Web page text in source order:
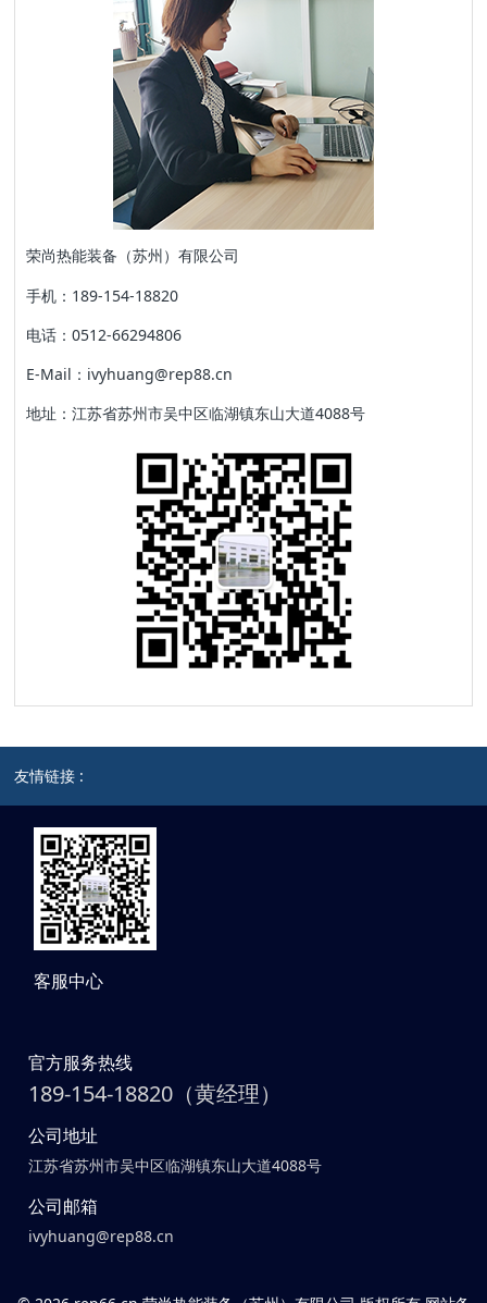
荣尚热能装备（苏州）有限公司
手机：189-154-18820
电话：0512-66294806
E-Mail：ivyhuang@rep88.cn
地址：江苏省苏州市吴中区临湖镇东山大道4088号
友情链接 :
客服中心
官方服务热线
189-154-18820（黄经理）
公司地址
江苏省苏州市吴中区临湖镇东山大道4088号
公司邮箱
ivyhuang@rep88.cn